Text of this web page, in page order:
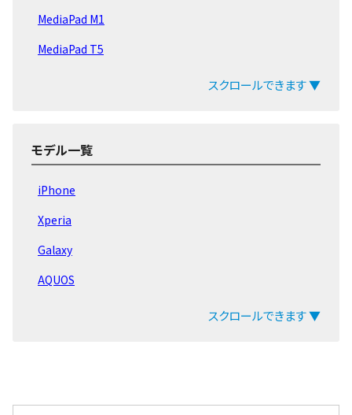
MediaPad M1
MediaPad T5
スクロールできます ▼
モデル一覧
iPhone
Xperia
Galaxy
AQUOS
スクロールできます ▼